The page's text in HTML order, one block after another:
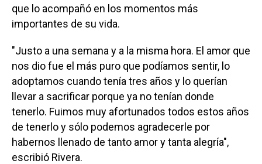
que lo acompañó en los momentos más
importantes de su vida.
"Justo a una semana y a la misma hora. El amor que
nos dio fue el más puro que podíamos sentir, lo
adoptamos cuando tenía tres años y lo querían
llevar a sacrificar porque ya no tenían donde
tenerlo. Fuimos muy afortunados todos estos años
de tenerlo y sólo podemos agradecerle por
habernos llenado de tanto amor y tanta alegría",
escribió Rivera.